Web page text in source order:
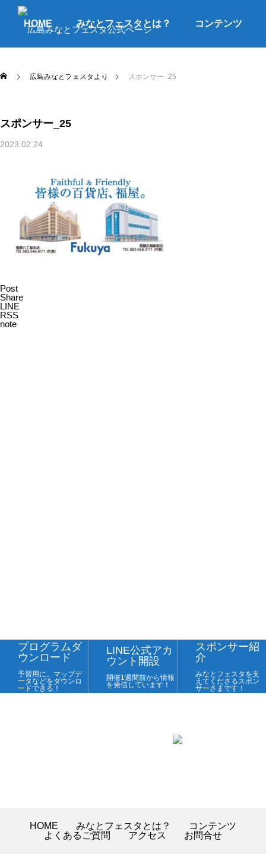
HOME みなとフェスタとは？ コンテンツ
よくあるご質問
広島みなとフェスタより スポンサー_25
スポンサー_25
2023.02.24
Post
Share
LINE
RSS
note
プログラムダ
ウンロード
予習用に。マップデ
ータなどをダウンロ
ードできる！
LINE公式アカ
ウント開設
開催1週間前から情報
を発信しています！
スポンサー紹
介
みなとフェスタを支
えてくださるスポン
サーさまです！
HOME みなとフェスタとは？
コンテンツ
よくあるご質問
アクセス お問合せ